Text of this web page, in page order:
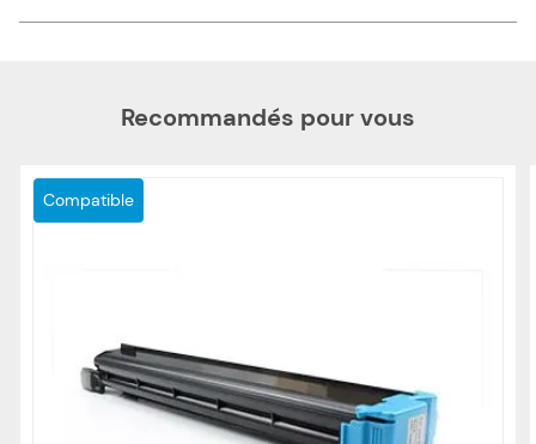
Recommandés pour vous
Compatible